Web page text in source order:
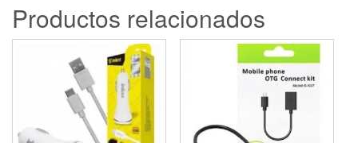
Productos relacionados